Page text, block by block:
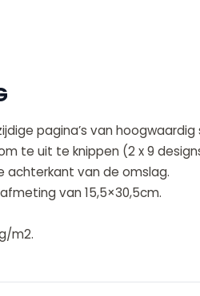
pagina’s van
te uit te knippen (2 x 9
achterkant van de omslag.
van 15,5×30,5cm.
m2.